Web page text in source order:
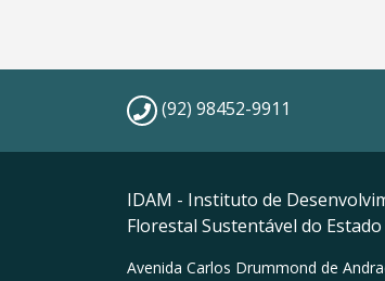
(92) 98452-9911
IDAM - Instituto de
Florestal Sustentável do
Avenida Carlos Drummond de